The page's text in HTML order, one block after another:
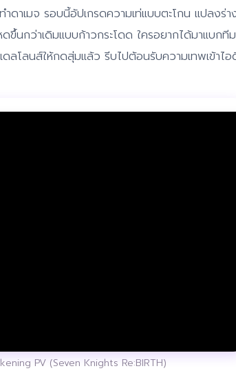
าเมจ รอบนี้อัปเกรดความเท่แบบตะโกน แปลงร่า
นกว่าเดิมแบบก้าวกระโดด ใครอยากได้มาแบกทีม
ดลโลนส์ให้กดสุ่มแล้ว รีบไปต้อนรับความเทพเข้าไอ
PV (Seven Knights Re:BIRTH)